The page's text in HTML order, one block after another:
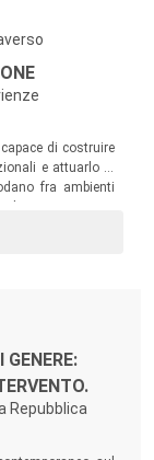
Guglielmo
Calabria
of Applied
E
l’argomentare,
il dialogare, il
il pensare, il
e ancora
di costruire
e attuarlo in
fra ambienti
Repubblica